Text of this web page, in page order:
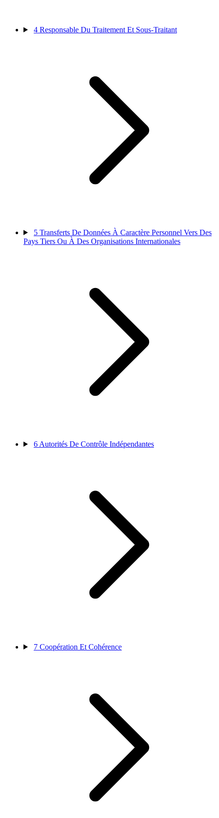
4 Responsable Du Traitement Et Sous-Traitant
5 Transferts De Données À Caractère Personnel Vers Des
Pays Tiers Ou À Des Organisations Internationales
6 Autorités De Contrôle Indépendantes
7 Coopération Et Cohérence